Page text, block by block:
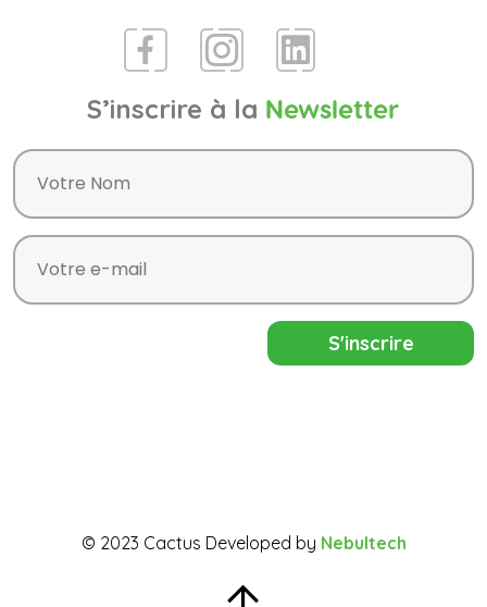
S’inscrire à la Newsletter
© 2023 Cactus Developed by Nebultech